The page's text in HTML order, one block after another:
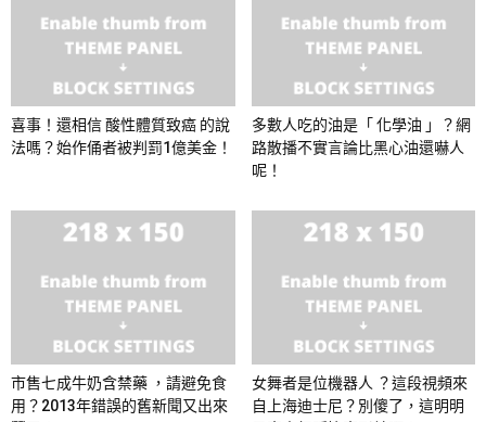
喜事！還相信 酸性體質致癌 的說
法嗎？始作俑者被判罰1億美金！
多數人吃的油是「 化學油 」？網
路散播不實言論比黑心油還嚇人
呢！
市售七成牛奶含禁藥 ，請避免食
用？2013年錯誤的舊新聞又出來
女舞者是位機器人 ？這段視頻來
自上海迪士尼？別傻了，這明明